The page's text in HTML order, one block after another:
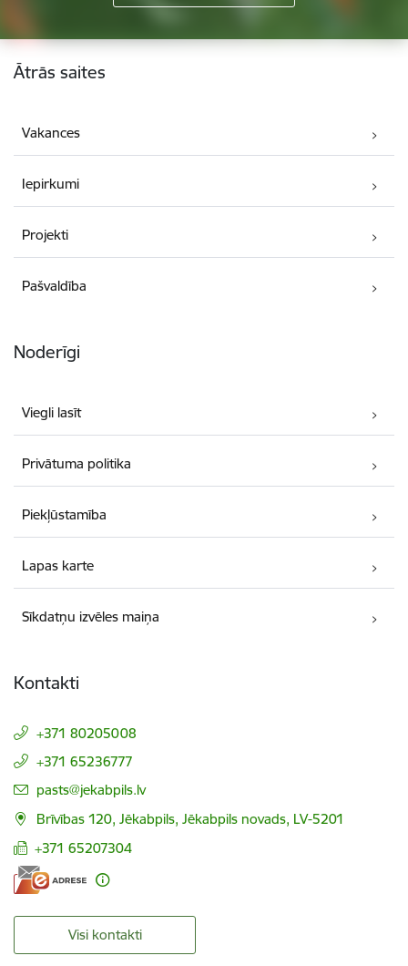
Kājene
Ātrās saites
Vakances
Iepirkumi
Projekti
Pašvaldība
Noderīgi
Viegli lasīt
Privātuma politika
Piekļūstamība
Lapas karte
Sīkdatņu izvēles maiņa
Kontakti
+371 80205008
+371 65236777
E-pasts:
pasts@jekabpils.lv
Brīvības 120, Jēkabpils, Jēkabpils novads, LV-5201
+371 65207304
Visi kontakti